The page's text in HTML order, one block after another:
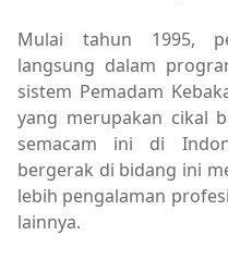
Mulai tahun 1995,
langsung dalam
sistem Pemadam
yang merupakan cikal
semacam ini di
bergerak di bidang ini
lebih pengalaman
lainnya.